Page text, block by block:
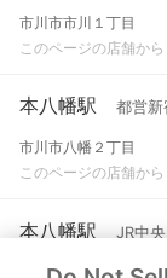
市川市市川１丁目
このページの店舗か
本八幡駅 都営新
市川市八幡２丁目
このページの店舗か
本八幡駅 JR中
市川市八幡２丁目